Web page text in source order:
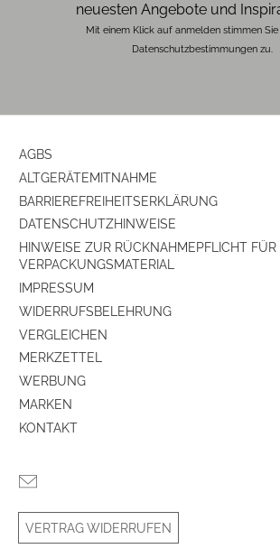
neuesten Angebote und
Mit einem Klick auf anmelden stimmen
Datenschutzbestimmungen zu.
AGBS
ALTGERÄTEMITNAHME
BARRIEREFREIHEITSERKLÄRUNG
DATENSCHUTZHINWEISE
HINWEISE ZUR RÜCKNAHMEPFLICHT FÜR
VERPACKUNGSMATERIAL
IMPRESSUM
WIDERRUFSBELEHRUNG
VERGLEICHEN
MERKZETTEL
WERBUNG
MARKEN
KONTAKT
VERTRAG WIDERRUFEN